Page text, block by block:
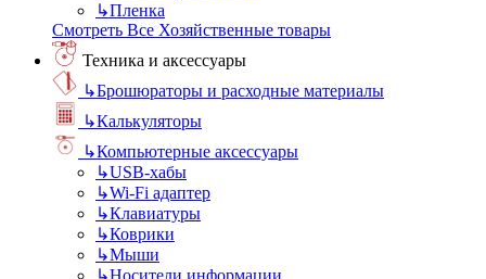
↳Пленка
Смотреть Все Хозяйственные товары
Техника и аксессуары
↳Брошюраторы и расходные материалы
↳Калькуляторы
↳Компьютерные аксессуары
↳USB-хабы
↳Wi-Fi адаптер
↳Клавиатуры
↳Коврики
↳Мыши
↳Носители информации